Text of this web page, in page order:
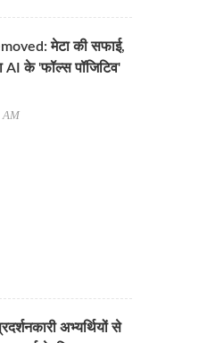
मेटा की सफाई,
AI के 'फॉल्स पॉजिटिव'
AM
अभ्यर्थियों से